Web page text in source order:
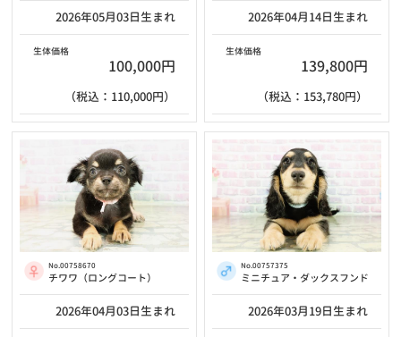
2026年05月03日生まれ
生体価格
100,000円
（税込：110,000円）
2026年04月14日生まれ
生体価格
139,800円
（税込：153,780円）
No.00758670
チワワ（ロングコート）
2026年04月03日生まれ
No.00757375
ミニチュア・ダックスフンド
2026年03月19日生まれ